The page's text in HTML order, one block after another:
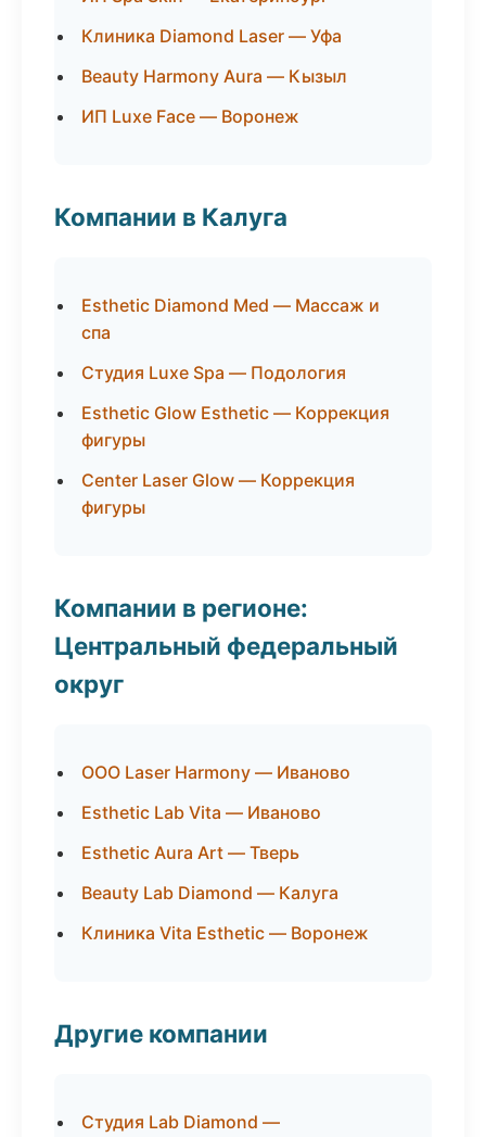
Клиника Diamond Laser — Уфа
Beauty Harmony Aura — Кызыл
ИП Luxe Face — Воронеж
Компании в Калуга
Esthetic Diamond Med — Массаж и
спа
Студия Luxe Spa — Подология
Esthetic Glow Esthetic — Коррекция
фигуры
Center Laser Glow — Коррекция
фигуры
Компании в регионе:
Центральный федеральный
округ
ООО Laser Harmony — Иваново
Esthetic Lab Vita — Иваново
Esthetic Aura Art — Тверь
Beauty Lab Diamond — Калуга
Клиника Vita Esthetic — Воронеж
Другие компании
Студия Lab Diamond —